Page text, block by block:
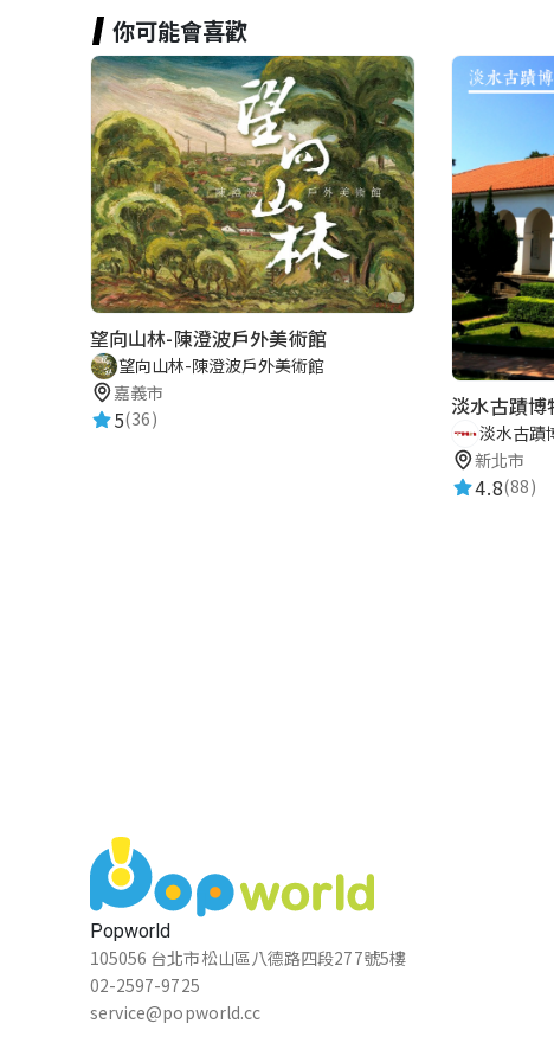
你可能會喜歡
望向山林-陳澄波戶外美術館
望向山林-陳澄波戶外美術館
嘉義市
5(36) 淡水古蹟博
淡水古蹟
新北市
4.8(88)
Popworld
105056 台北市松山區八德路四段277號5樓
02-2597-9725
service@popworld.cc